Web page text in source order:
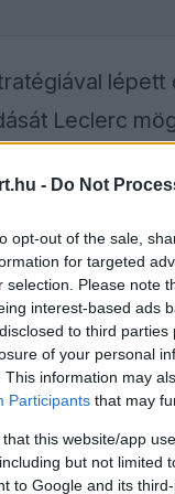
- Do Not
opt-out of the sale,
for targeted
selection. Please note
interest-based ads
to third
of your personal
This information may
Participants that may
that this website/app
but not limited
to Google and its
lépett
Leclerc
vel
ami
a futam
késői VSC.
Néha
támadni.”